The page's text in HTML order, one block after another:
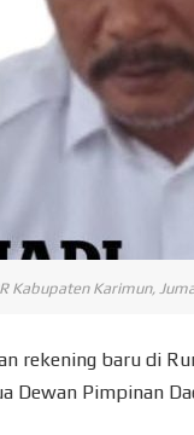
Kabupaten Karimun,
rekening baru di
Pimpinan